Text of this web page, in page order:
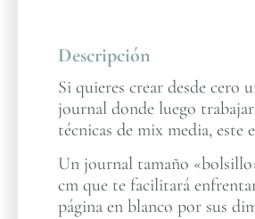
Descripción
Si quieres crear desde cero
journal donde luego
técnicas de mix media, este
Un journal tamaño
cm que te facilitará
página en blanco por sus